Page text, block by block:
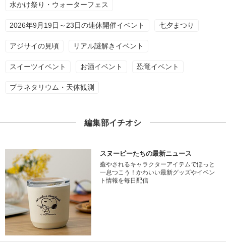
水かけ祭り・ウォーターフェス
2026年9月19日～23日の連休開催イベント 七夕まつり
アジサイの見頃 リアル謎解きイベント
スイーツイベント お酒イベント 恐竜イベント
プラネタリウム・天体観測
編集部イチオシ
スヌーピーたちの最新ニュース
癒やされるキャラクターアイテムでほっと
一息つこう！かわいい最新グッズやイベン
ト情報を毎日配信